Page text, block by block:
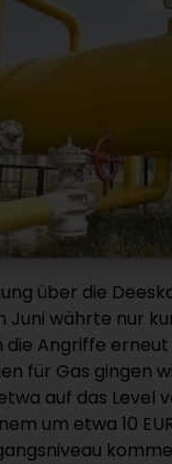
über die
Juni währte nur
Angriffe erneut
für Gas gingen
auf das Level
um etwa 10